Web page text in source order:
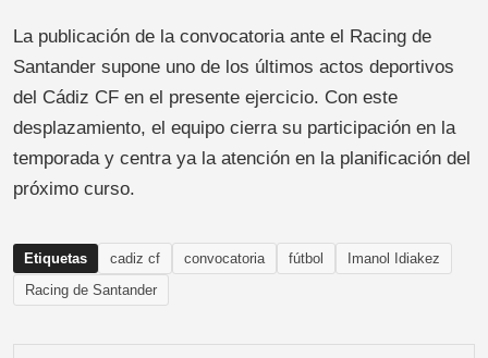
La publicación de la convocatoria ante el Racing de
Santander supone uno de los últimos actos deportivos
del Cádiz CF en el presente ejercicio. Con este
desplazamiento, el equipo cierra su participación en la
temporada y centra ya la atención en la planificación del
próximo curso.
Etiquetas cadiz cf convocatoria fútbol
Imanol Idiakez
Racing de Santander